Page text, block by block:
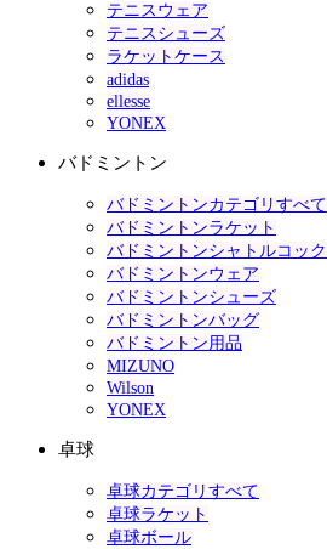
テニスウェア
テニスシューズ
ラケットケース
adidas
ellesse
YONEX
バドミントン
バドミントンカテゴリすべて
バドミントンラケット
バドミントンシャトルコック
バドミントンウェア
バドミントンシューズ
バドミントンバッグ
バドミントン用品
MIZUNO
Wilson
YONEX
卓球
卓球カテゴリすべて
卓球ラケット
卓球ボール